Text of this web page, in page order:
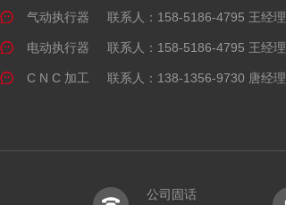
气动执行器 联系人：158-5186-4795 王经理
电动执行器 联系人：158-5186-4795 王经理
C N C 加工 联系人：138-1356-9730 唐经理
公司固话